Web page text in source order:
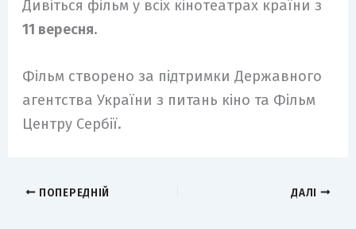
Дивіться фільм у всіх кінотеатрах країни з
11 вересня.
Фільм створено за підтримки Державного
агентства України з питань кіно та Фільм
Центру Сербії.
ПОПЕРЕДНІЙ ДАЛІ